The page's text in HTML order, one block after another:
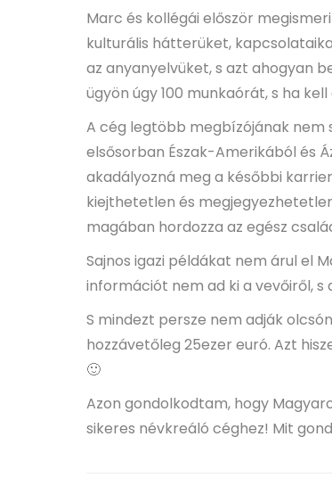
Marc és kollégái először
kulturális hátterüket,
az anyanyelvüket, s azt ahogyan
ügyön úgy 100 munkaórát, s ha
A cég legtöbb megbízójának nem
elsősorban Észak-Amerikából és
akadályozná meg a későbbi
kiejthetetlen és
magában hordozza az egész
Sajnos igazi példákat nem árul el
információt nem ad ki a vevőiről, s
S mindezt persze nem adják
hozzávetőleg 25ezer euró. Azt
🙂
Azon gondolkodtam, hogy
sikeres névkreáló céghez! Mit